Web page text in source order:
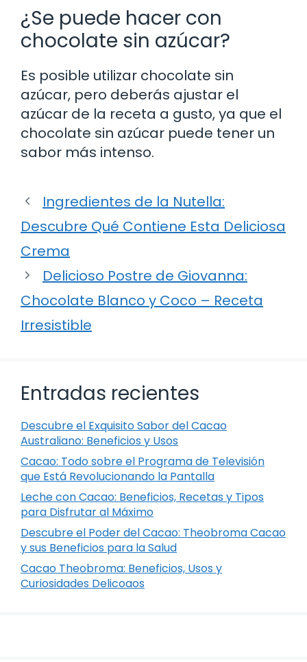
¿Se puede hacer con
chocolate sin azúcar?
Es posible utilizar chocolate sin
azúcar, pero deberás ajustar el
azúcar de la receta a gusto, ya que el
chocolate sin azúcar puede tener un
sabor más intenso.
Ingredientes de la Nutella:
Descubre Qué Contiene Esta Deliciosa
Crema
Delicioso Postre de Giovanna:
Chocolate Blanco y Coco – Receta
Irresistible
Entradas recientes
Descubre el Exquisito Sabor del Cacao
Australiano: Beneficios y Usos
Cacao: Todo sobre el Programa de Televisión
que Está Revolucionando la Pantalla
Leche con Cacao: Beneficios, Recetas y Tipos
para Disfrutar al Máximo
Descubre el Poder del Cacao: Theobroma Cacao
y sus Beneficios para la Salud
Cacao Theobroma: Beneficios, Usos y
Curiosidades Delicoaos